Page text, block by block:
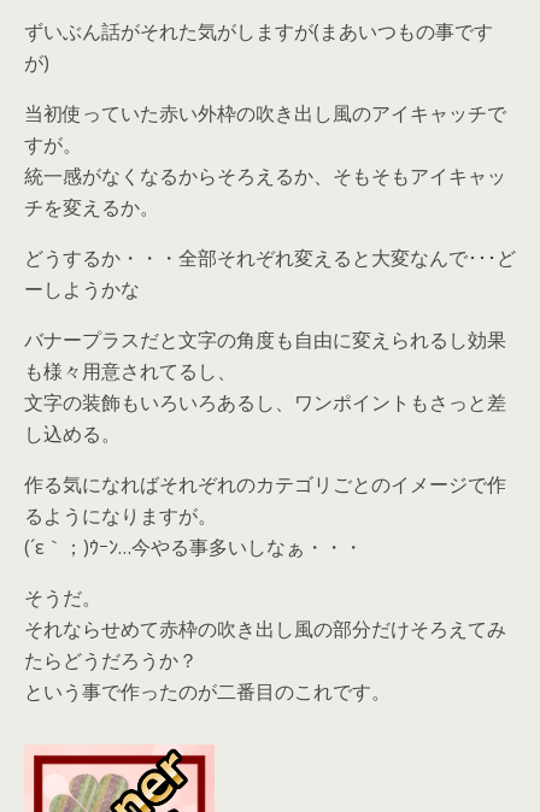
ずいぶん話がそれた気がしますが(まあいつもの事です
が)
当初使っていた赤い外枠の吹き出し風のアイキャッチで
すが。
統一感がなくなるからそろえるか、そもそもアイキャッ
チを変えるか。
どうするか・・・全部それぞれ変えると大変なんで･･･ど
ーしようかな
バナープラスだと文字の角度も自由に変えられるし効果
も様々用意されてるし、
文字の装飾もいろいろあるし、ワンポイントもさっと差
し込める。
作る気になればそれぞれのカテゴリごとのイメージで作
るようになりますが。
(´ε｀；)ｳｰﾝ…今やる事多いしなぁ・・・
そうだ。
それならせめて赤枠の吹き出し風の部分だけそろえてみ
たらどうだろうか？
という事で作ったのが二番目のこれです。